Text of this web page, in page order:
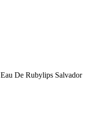
Eau De Rubylips Salvador